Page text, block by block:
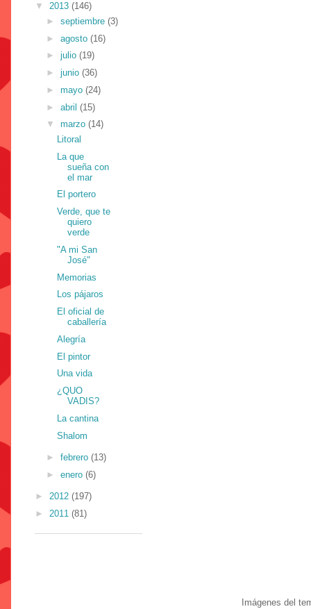
▼ 2013 (146)
► septiembre (3)
► agosto (16)
► julio (19)
► junio (36)
► mayo (24)
► abril (15)
▼ marzo (14)
Litoral
La que
sueña con
el mar
El portero
Verde, que te
quiero
verde
"A mi San
José"
Memorias
Los pájaros
El oficial de
caballería
Alegría
El pintor
Una vida
¿QUO
VADIS?
La cantina
Shalom
► febrero (13)
► enero (6)
► 2012 (197)
► 2011 (81)
Imágenes del